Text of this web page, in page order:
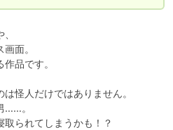
面。
品です。
怪人だけではありません。
……。
られてしまうかも！？